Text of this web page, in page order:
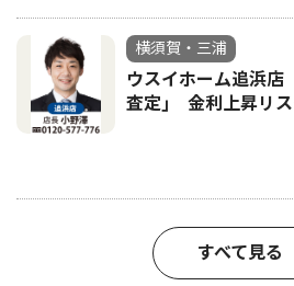
横須賀・三浦
ウスイホーム追浜
査定｣ 金利上昇リス
すべて見る